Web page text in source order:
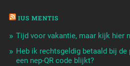
IUS MENTIS
Tijd voor vakantie, maar kijk hier
Heb ik rechtsgeldig betaald bij
een nep-QR code blijkt?